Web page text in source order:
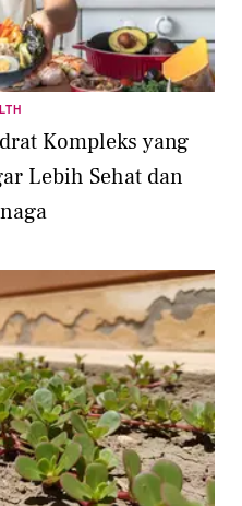
Kompleks yang
Lebih Sehat dan